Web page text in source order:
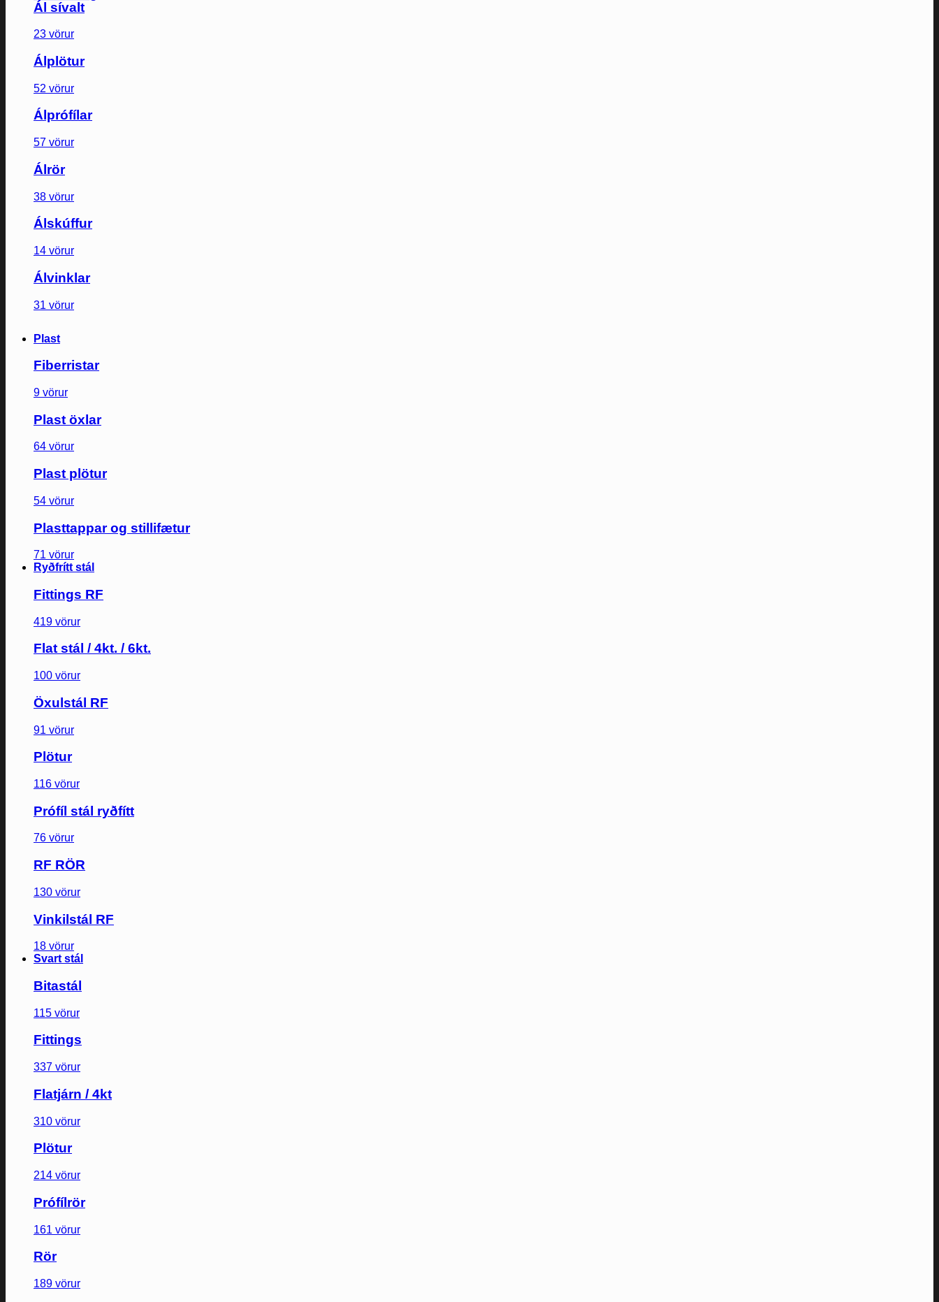
Ál sívalt
23 vörur
Álplötur
52 vörur
Álprófílar
57 vörur
Álrör
38 vörur
Álskúffur
14 vörur
Álvinklar
31 vörur
Plast
Fiberristar
9 vörur
Plast öxlar
64 vörur
Plast plötur
54 vörur
Plasttappar og stillifætur
71 vörur
Ryðfrítt stál
Fittings RF
419 vörur
Flat stál / 4kt. / 6kt.
100 vörur
Öxulstál RF
91 vörur
Plötur
116 vörur
Prófíl stál ryðfítt
76 vörur
RF RÖR
130 vörur
Vinkilstál RF
18 vörur
Svart stál
Bitastál
115 vörur
Fittings
337 vörur
Flatjárn / 4kt
310 vörur
Plötur
214 vörur
Prófílrör
161 vörur
Rör
189 vörur